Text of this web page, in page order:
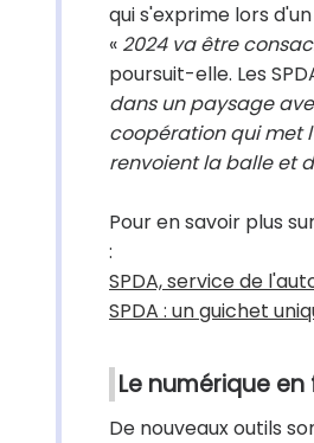
qui s'exprime lors
« 2024 va être
poursuit-elle. Les
dans un paysage
coopération qui met
renvoient la balle et
Pour en savoir plus
:
SPDA, service de
SPDA : un guichet
Le numérique
De nouveaux outils